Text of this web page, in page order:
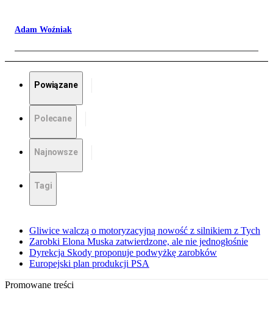
Adam Woźniak
Powiązane
Polecane
Najnowsze
Tagi
Gliwice walczą o motoryzacyjną nowość z silnikiem z Tych
Zarobki Elona Muska zatwierdzone, ale nie jednogłośnie
Dyrekcja Skody proponuje podwyżkę zarobków
Europejski plan produkcji PSA
Promowane treści